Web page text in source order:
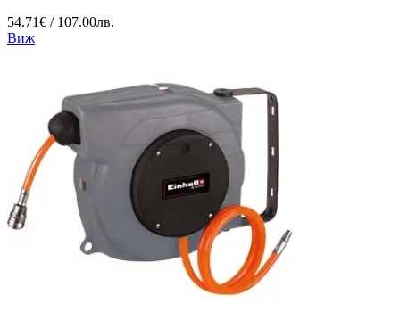
54.71€ / 107.00лв.
Виж